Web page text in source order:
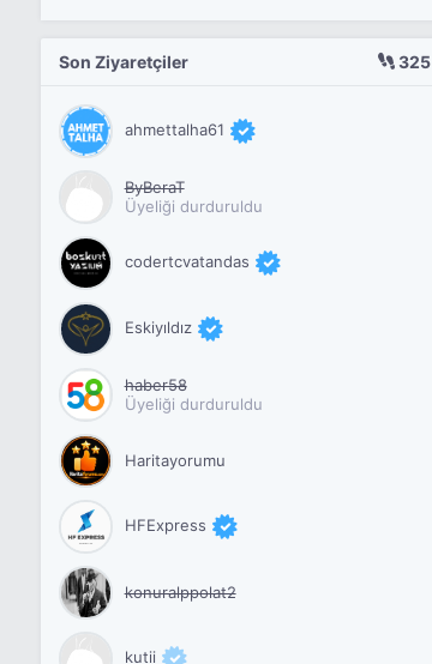
Son Ziyaretçiler 325
ahmettalha61
ByBeraT
Üyeliği durduruldu
codertcvatandas
Eskiyıldız
haber58
Üyeliği durduruldu
Haritayorumu
HFExpress
konuralppolat2
kutii